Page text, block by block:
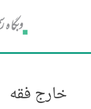
خارج فقه